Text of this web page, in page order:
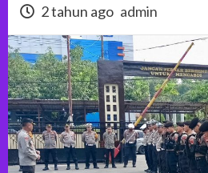
2 tahun ago admin